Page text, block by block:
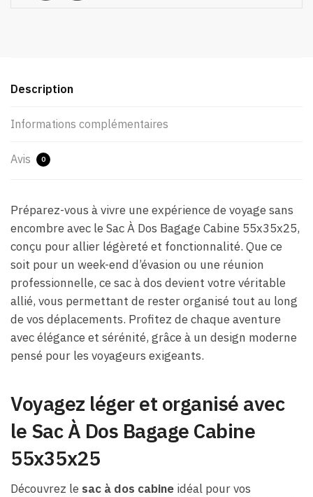
Description
Informations complémentaires
Avis 0
Préparez-vous à vivre une expérience de voyage sans
encombre avec le Sac À Dos Bagage Cabine 55x35x25,
conçu pour allier légèreté et fonctionnalité. Que ce
soit pour un week-end d’évasion ou une réunion
professionnelle, ce sac à dos devient votre véritable
allié, vous permettant de rester organisé tout au long
de vos déplacements. Profitez de chaque aventure
avec élégance et sérénité, grâce à un design moderne
pensé pour les voyageurs exigeants.
Voyagez léger et organisé avec
le Sac À Dos Bagage Cabine
55x35x25
Découvrez le sac à dos cabine idéal pour vos